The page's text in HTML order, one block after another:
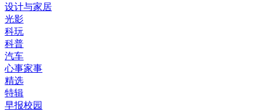
设计与家居
光影
科玩
科普
汽车
心事家事
精选
特辑
早报校园